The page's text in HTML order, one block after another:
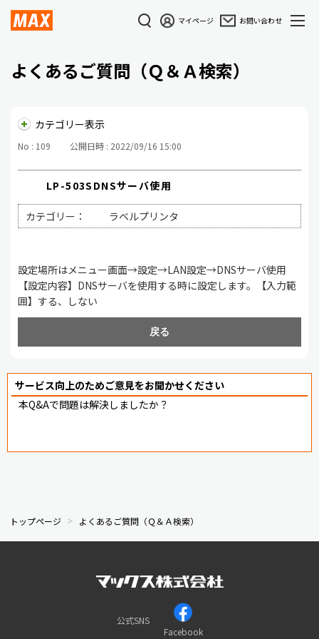
マイページ お問い合わせ
よくあるご質問（Ｑ＆Ａ検索）
カテゴリー表示
No : 109 公開日時 : 2022/09/16 15:00
LP-503SDNSサーバ使用
カテゴリー： ラベルプリンタ
設定場所はメニュー画面→設定→LAN設定→DNSサーバ使用
【設定内容】DNSサーバを使用する時に設定します。【入力範
囲】する、しない
戻る
サービス向上のためご意見をお聞かせください
本Q&Aで問題は解決しましたか？
トップページ よくあるご質問（Ｑ＆Ａ検索）
公式SNS
Facebook